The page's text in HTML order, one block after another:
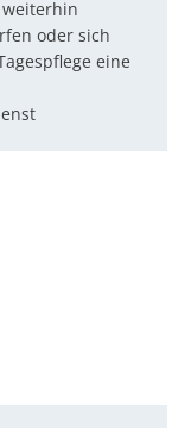
oder sich
eine